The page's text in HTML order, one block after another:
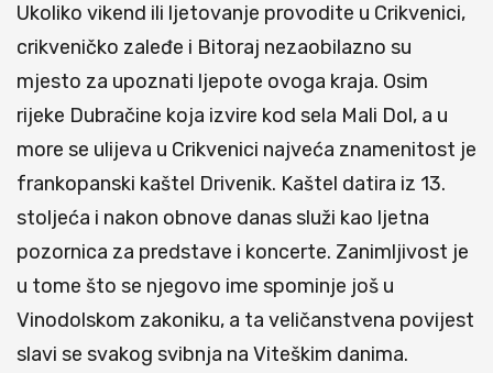
Ukoliko vikend ili ljetovanje provodite u Crikvenici,
crikveničko zaleđe i Bitoraj nezaobilazno su
mjesto za upoznati ljepote ovoga kraja. Osim
rijeke Dubračine koja izvire kod sela Mali Dol, a u
more se ulijeva u Crikvenici najveća znamenitost je
frankopanski kaštel Drivenik. Kaštel datira iz 13.
stoljeća i nakon obnove danas služi kao ljetna
pozornica za predstave i koncerte. Zanimljivost je
u tome što se njegovo ime spominje još u
Vinodolskom zakoniku, a ta veličanstvena povijest
slavi se svakog svibnja na Viteškim danima.